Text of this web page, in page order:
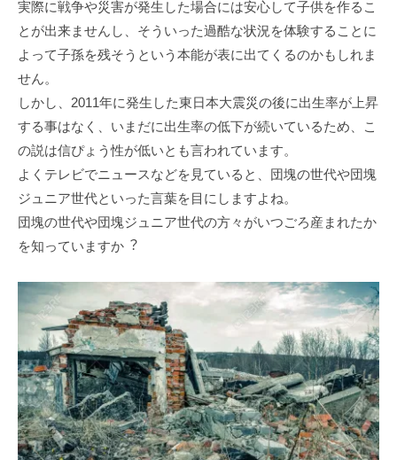
実際に戦争や災害が発⽣した場合には安⼼して⼦供を作るこ
とが出来ませんし、そういった過酷な状況を体験することに
よって⼦孫を残そうという本能が表に出てくるのかもしれま
せん。
しかし、2011年に発⽣した東⽇本⼤震災の後に出⽣率が上昇
する事はなく、いまだに出⽣率の低下が続いているため、こ
の説は信ぴょう性が低いとも⾔われています。
よくテレビでニュースなどを⾒ていると、団塊の世代や団塊
ジュニア世代といった⾔葉を⽬にしますよね。
団塊の世代や団塊ジュニア世代の⽅々がいつごろ産まれたか
を知っていますか︖